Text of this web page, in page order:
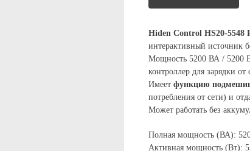
Hiden Control HS20-5548
интерактивный источник
Мощность 5200 ВА / 5200
контроллер для зарядки
Имеет функцию
потребления от сети) и
Может работать без
Полная мощность (ВА):
Активная мощность (Вт):